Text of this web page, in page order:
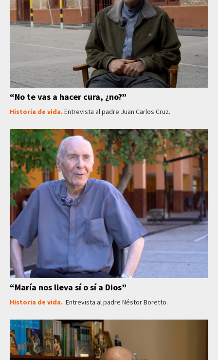
“No te vas a hacer cura, ¿no?”
Historia de vida. Entrevista al padre Juan Carlos Cruz.
“María nos lleva sí o sí a Dios”
Historia de vida. Entrevista al padre Néstor Boretto.